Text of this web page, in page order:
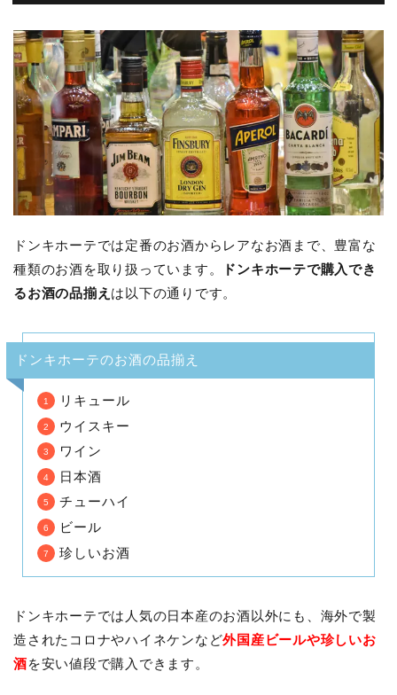
ドンキホーテでは定番のお酒からレアなお酒まで、豊富な
種類のお酒を取り扱っています。
ドンキホーテで購入でき
るお酒の品揃え は以下の通りです。
ドンキホーテのお酒の品揃え
リキュール
ウイスキー
ワイン
日本酒
チューハイ
ビール
珍しいお酒
ドンキホーテでは人気の日本産のお酒以外にも、海外で製
造されたコロナやハイネケンなど外国産ビールや珍しいお
酒を安い値段で購入できます。